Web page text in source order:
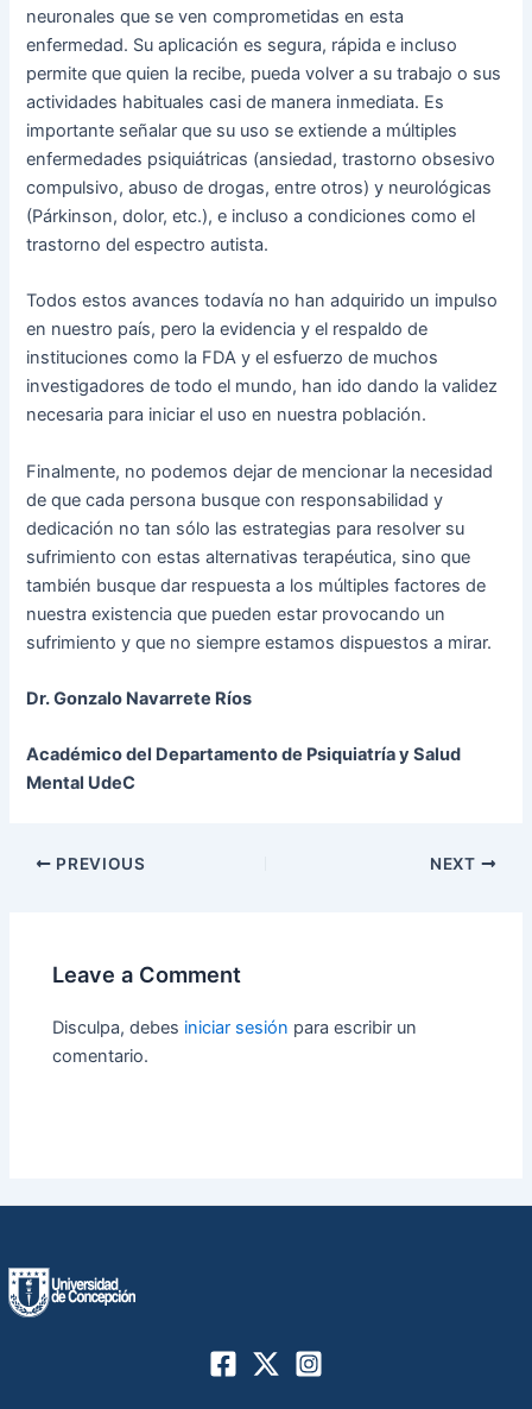
neuronales que se ven comprometidas en esta
enfermedad. Su aplicación es segura, rápida e incluso
permite que quien la recibe, pueda volver a su trabajo o sus
actividades habituales casi de manera inmediata. Es
importante señalar que su uso se extiende a múltiples
enfermedades psiquiátricas (ansiedad, trastorno obsesivo
compulsivo, abuso de drogas, entre otros) y neurológicas
(Párkinson, dolor, etc.), e incluso a condiciones como el
trastorno del espectro autista.
Todos estos avances todavía no han adquirido un impulso
en nuestro país, pero la evidencia y el respaldo de
instituciones como la FDA y el esfuerzo de muchos
investigadores de todo el mundo, han ido dando la validez
necesaria para iniciar el uso en nuestra población.
Finalmente, no podemos dejar de mencionar la necesidad
de que cada persona busque con responsabilidad y
dedicación no tan sólo las estrategias para resolver su
sufrimiento con estas alternativas terapéutica, sino que
también busque dar respuesta a los múltiples factores de
nuestra existencia que pueden estar provocando un
sufrimiento y que no siempre estamos dispuestos a mirar.
Dr. Gonzalo Navarrete Ríos
Académico del Departamento de Psiquiatría y Salud
Mental UdeC
Post
PREVIOUS NEXT
Leave a Comment
Disculpa, debes iniciar sesión para escribir un
comentario.